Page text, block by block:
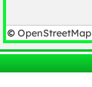
© OpenStreetMap